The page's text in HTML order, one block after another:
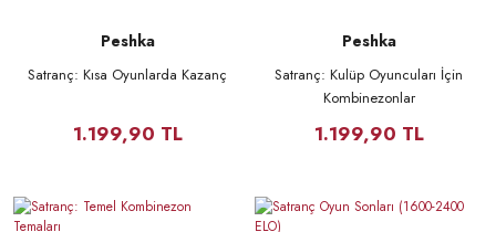
Peshka
Satranç: Kısa Oyunlarda Kazanç
1.199,90 TL
Peshka
Satranç: Kulüp Oyuncuları İçin
Kombinezonlar
1.199,90 TL